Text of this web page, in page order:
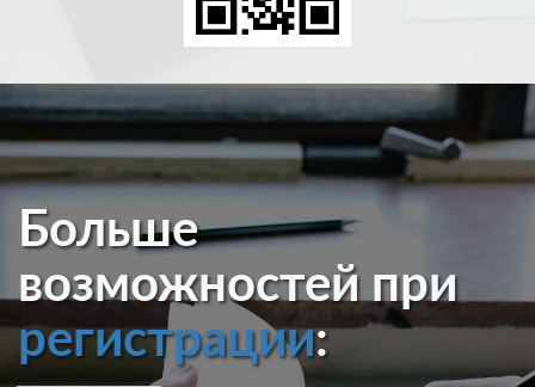
Больше
возможностей при
регистрации: